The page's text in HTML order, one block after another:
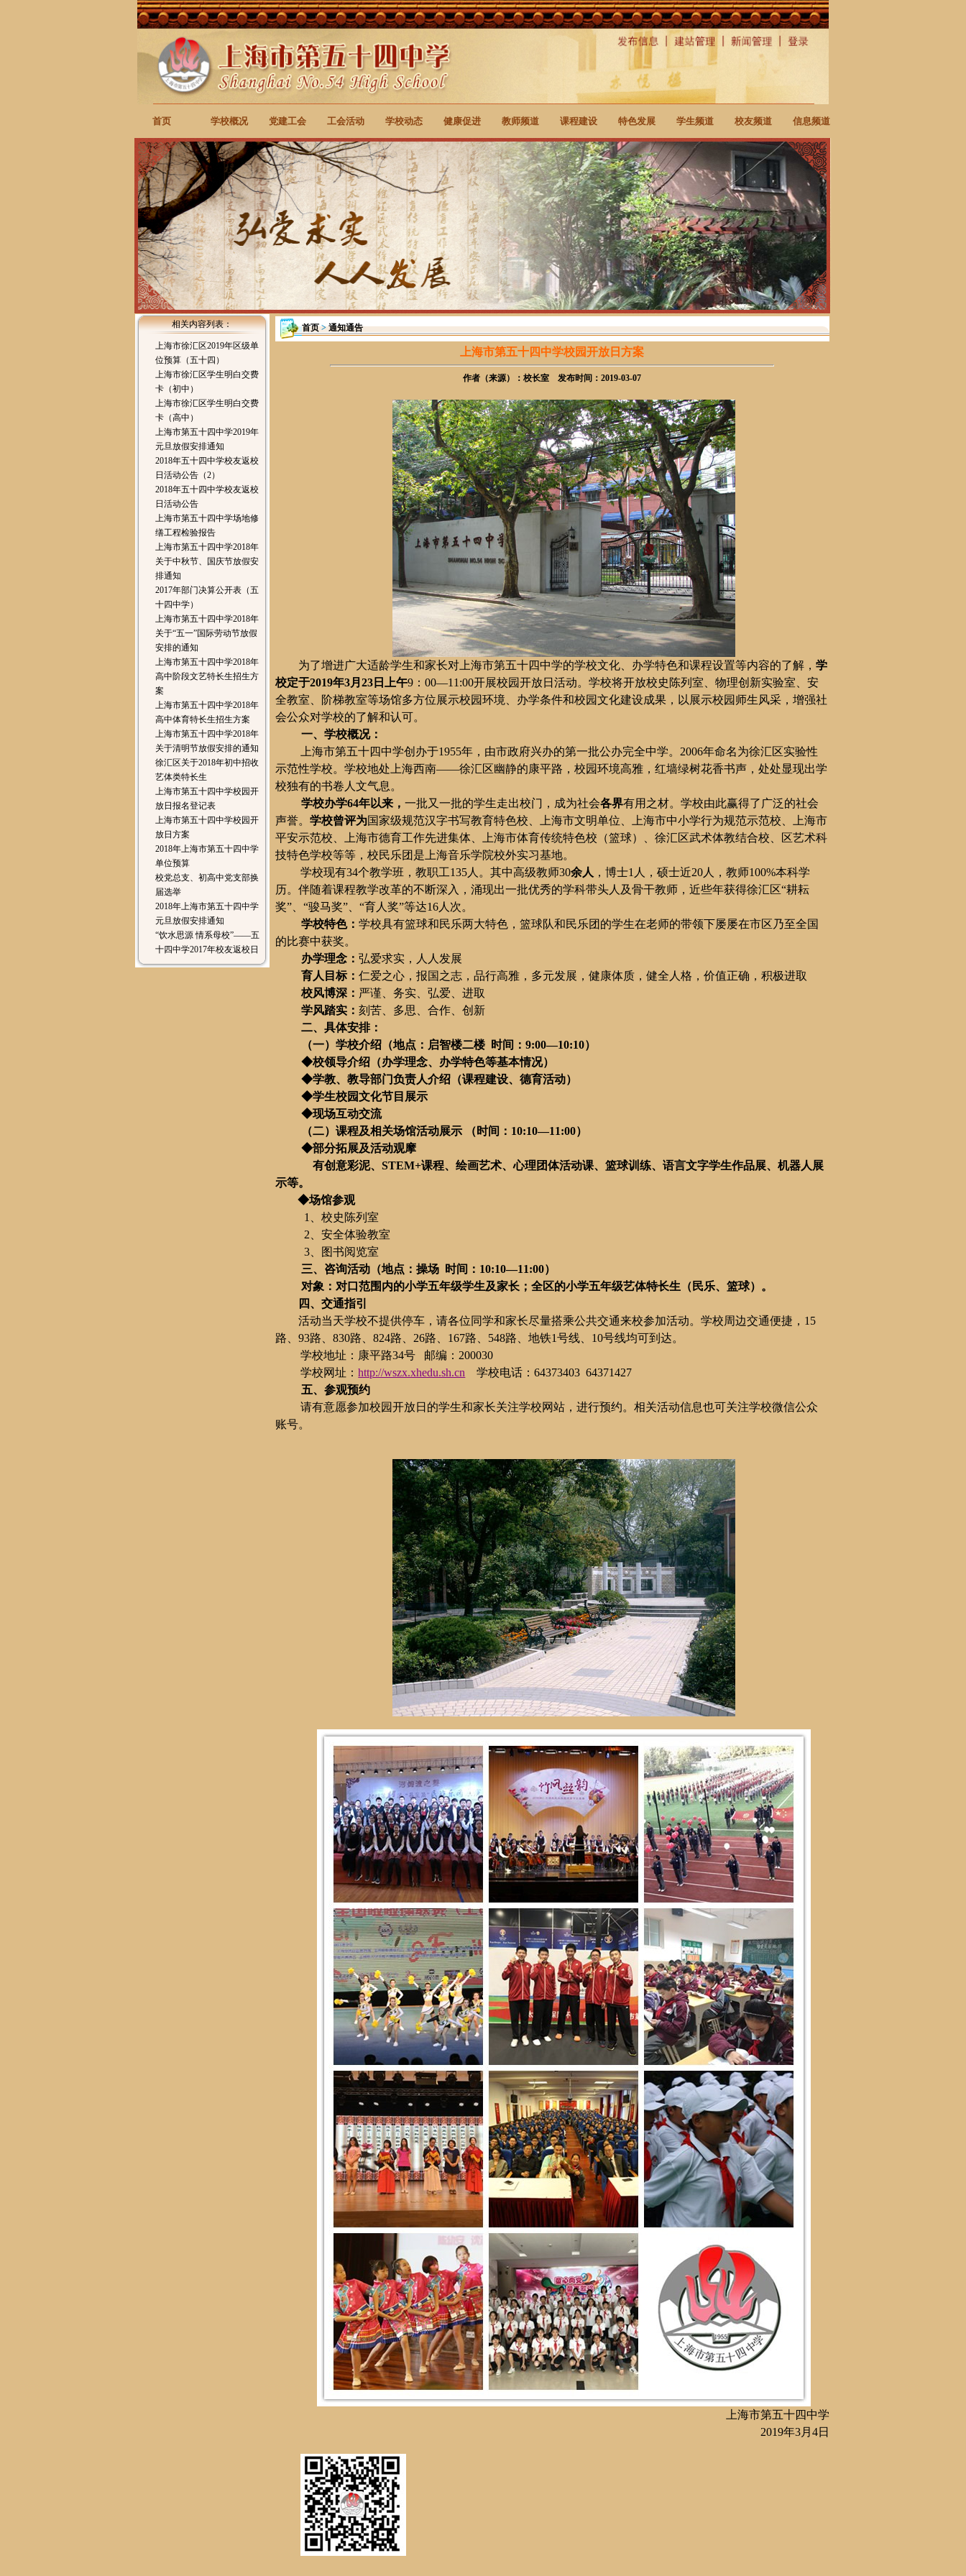
首页 学校概况 党建工会 工会活动 学校动态 健康促进 教师频道 课程建设 特色发展 学生频道 校友频道 信息频道
相关内容列表：
上海市徐汇区2019年区级单
位预算（五十四）
上海市徐汇区学生明白交费
卡（初中）
上海市徐汇区学生明白交费
卡（高中）
上海市第五十四中学2019年
元旦放假安排通知
2018年五十四中学校友返校
日活动公告（2）
2018年五十四中学校友返校
日活动公告
上海市第五十四中学场地修
缮工程检验报告
上海市第五十四中学2018年
关于中秋节、国庆节放假安
排通知
2017年部门决算公开表（五
十四中学）
上海市第五十四中学2018年
关于“五一”国际劳动节放假
安排的通知
上海市第五十四中学2018年
高中阶段文艺特长生招生方
案
上海市第五十四中学2018年
高中体育特长生招生方案
上海市第五十四中学2018年
关于清明节放假安排的通知
徐汇区关于2018年初中招收
艺体类特长生
上海市第五十四中学校园开
放日报名登记表
上海市第五十四中学校园开
放日方案
2018年上海市第五十四中学
单位预算
校党总支、初高中党支部换
届选举
2018年上海市第五十四中学
元旦放假安排通知
“饮水思源 情系母校”——五
十四中学2017年校友返校日
首页>通知通告
上海市第五十四中学校园开放日方案
作者（来源）：校长室 发布时间：2019-03-07
为了增进广大适龄学生和家长对上海市第五十四中学的学校文化、办学特色和课程设置等内容的了解， 学
校定于2019年3月 23日上午9： 00—11:00开展校园开放日活动。学校将开放校史陈列室、物理创新实验室
安
全教室、
阶梯教室等场馆多方位展示校园环境、办学条件和校园文化建设成果，以展示校园师生风采，增强社
会公众对学校的了解和认可。
一、学校概况：
上海市第五十四中学创办于1955年，由市政府兴办的第一批公办完全中学。 2006年命名为徐汇区实验性
示范性学校。学校地处上海西南——徐汇区幽静的康平路，校园环境高雅，红墙绿树花香书声，处处显现出学
校独有的书卷人文气息。
学校办学64年以来， 一批又一批的学生走出校门，成为社会各界有用之材。学校由此赢得了广泛的社会
声誉。 学校曾评为国家级规范汉字书写教育特色校、上海市文明单位、上海市中小学行为规范示范校、上海市
平安示范校、上海市德育工作先进集体、上海市体育传统特色校（篮球）、徐汇区武术体教结合校、区艺术科
技特色学校等等，校民乐团是上海音乐学院校外实习基地。
学校现有34个教学班，教职工135人。其中高级教师30余人 ，博士1 人，硕士近20人，教师100%本科学
历。伴随着课程教学改革的不断深入，涌现出一批优秀的学科带头人及骨干教师，近些年获得徐汇区“耕耘
奖”、“骏马奖”、“育人奖”等达16人次。
学校特色： 学校具有篮球和民乐两大特色，篮球队和民乐团的学生在老师的带领下屡屡在市区乃至全国
的比赛中获奖。
办学理念： 弘爱求实，人人发展
育人目标： 仁爱之心，报国之志，品行高雅，多元发展，健康体质，健全人格，价值正确，积极进取
校风博深： 严谨、务实、弘爱、进取
学风踏实： 刻苦、多思、合作、创新
二、具体安排：
（一）学校介绍（地点：启智楼二楼
时间： 9:00—10:10）
◆校领导介绍（办学理念、办学特色等基本情况）
◆学教、教导部门负责人介绍（课程建设、德育活动）
◆学生校园文化节目展示
◆现场互动交流
（二）课程及相关场馆活动展示
（时间： 10:10—11:00）
◆部分拓展及活动观摩
有创意彩泥、 STEM+课程、绘画艺术、心理团体活动课、篮球训练、语言文字学生作品展、机器人展
示等。
◆场馆参观
1
、校史陈列室
2 、安全体验教室
3、图书阅览室
三、咨询活动（地点：操场
时间： 10:10—11:00）
对象：对口范围内的小学五年级学生及家长；全区的小学五年级艺体特长生（民乐、篮球）。
四、交通指引
活动当天学校不提供停车，请各位同学和家长尽量搭乘公共交通来校参加活动。学校周边交通便捷， 15
路、 93路、 830路、 824路、 26路、 167路、 548路、地铁1号线、 10号线均可到达。
学校地址：康平路34号 邮编： 200030
学校网址：http://wszx.xhedu.sh.cn 学校电话：64373403 64371427
五、参观预约
请有意愿参加校园开放日的学生和家长关注学校网站，进行预约。相关活动信息也可关注学校微信公众
账号。
上海市第五十四中学
2019年3月 4日